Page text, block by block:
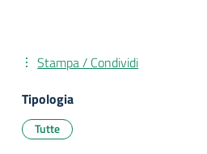
Stampa / Condividi
Tipologia
Tutte